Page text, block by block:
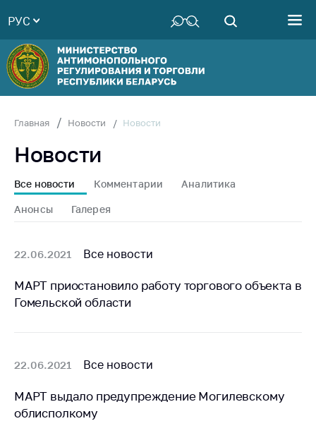
Руководство
Структура
Министерства
Территориальные
Законодательство
Антикоррупционная
деятельность
совет
Соискателям
Награждения
товарная биржа
жизнь
РУС
Главная Новости Новости
Новости
Все новости Комментарии Аналитика
Анонсы Галерея
22.06.2021 Все новости
МАРТ приостановило работу торгового объекта в
Гомельской области
22.06.2021 Все новости
МАРТ выдало предупреждение Могилевскому
облисполкому